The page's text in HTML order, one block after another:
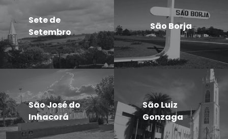
Sete de
Setembro
São Borja
São José do
Inhacorá
São Luiz
Gonzaga